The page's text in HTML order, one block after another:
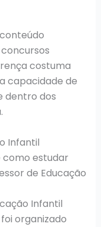
costuma
capacidade de
dentro dos
Infantil
como estudar
de Educação
Infantil
organizado